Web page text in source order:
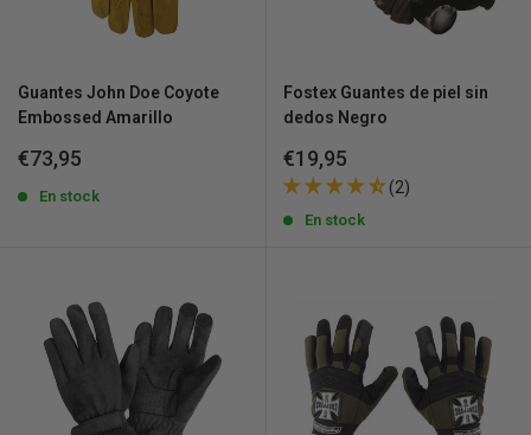
Guantes John Doe Coyote
Embossed Amarillo
Precio
venta
€73,95
En stock
Fostex Guantes de piel sin
dedos Negro
Precio
de
venta
€19,95
(2)
En stock